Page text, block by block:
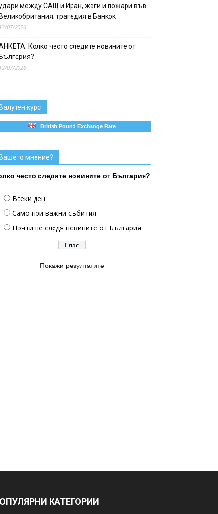
между САЩ и Иран, жеги и пожари във
трагедия в Банкок
07/2026
Колко често следите новините от
07/2026
курс
British Pound Exchange Rate
мнение?
често следите новините от България?
Всеки ден
Само при важни събития
Почти не следя новините от България
Покажи резултатите
КАТЕГОРИИ